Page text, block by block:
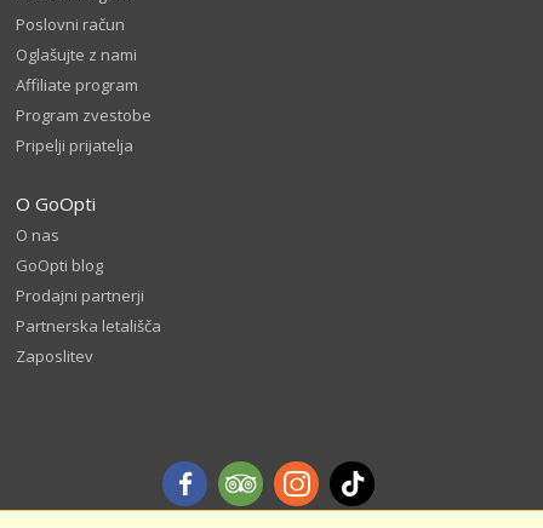
Poslovni račun
Oglašujte z nami
Affiliate program
Program zvestobe
Pripelji prijatelja
O GoOpti
O nas
GoOpti blog
Prodajni partnerji
Partnerska letališča
Zaposlitev